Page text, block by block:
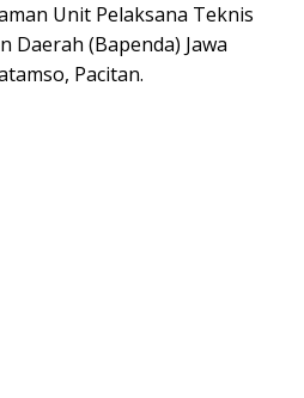
Unit Pelaksana Teknis
Daerah (Bapenda) Jawa
Pacitan.